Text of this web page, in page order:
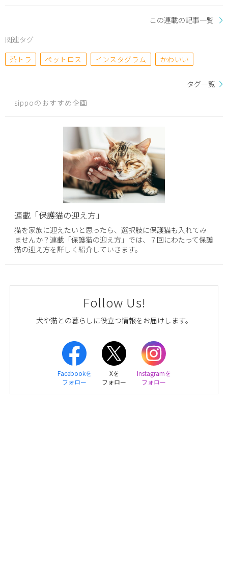
この連載の記事一覧
関連タグ
茶トラ
ペットロス インスタグラム かわいい
タグ一覧
sippoのおすすめ企画
連載「保護猫の迎え方」
猫を家族に迎えたいと思ったら、選択肢に保護猫も入れてみ
ませんか？連載「保護猫の迎え方」では、７回にわたって保護
猫の迎え方を詳しく紹介していきます。
Follow Us!
犬や猫との暮らしに役立つ情報をお届けします。
Facebookを
フォロー
Xを
フォロー
Instagramを
フォロー